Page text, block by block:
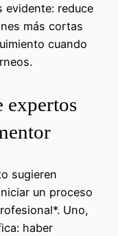
evidente: reduce
más cortas
cuando
expertos
sugieren
un proceso
Uno,
haber